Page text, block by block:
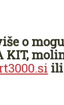
o
KIT,
ili